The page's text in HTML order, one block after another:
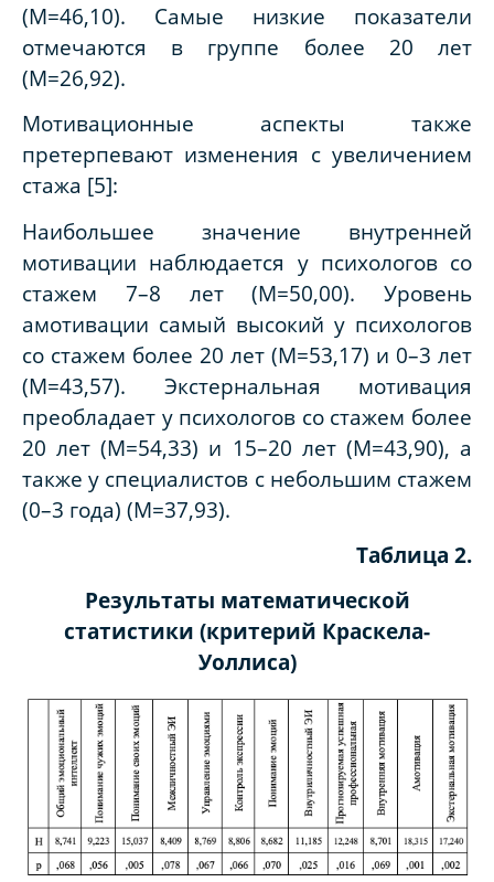
(M=46,10). Самые низкие показатели
отмечаются в группе более 20 лет
(M=26,92).
Мотивационные аспекты также
претерпевают изменения с увеличением
стажа [5]:
Наибольшее значение внутренней
мотивации наблюдается у психологов со
стажем 7–8 лет (M=50,00). Уровень
амотивации самый высокий у психологов
со стажем более 20 лет (M=53,17) и 0–3 лет
(M=43,57). Экстернальная мотивация
преобладает у психологов со стажем более
20 лет (M=54,33) и 15–20 лет (M=43,90), а
также у специалистов с небольшим стажем
(0–3 года) (M=37,93).
Таблица 2.
Результаты математической
статистики (критерий Краскела-
Уоллиса)